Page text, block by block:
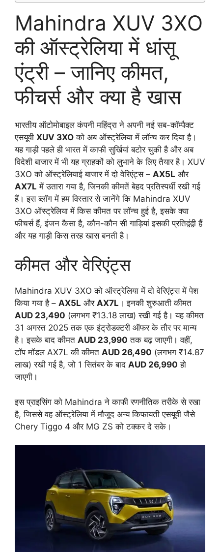
Mahindra XUV 3XO
की ऑस्ट्रेलिया में धांसू
एंट्री – जानिए कीमत,
फीचर्स और क्या है खास
भारतीय ऑटोमोबाइल कंपनी महिंद्रा ने अपनी नई सब-कॉम्पैक्ट
एसयूवी XUV 3XO को अब ऑस्ट्रेलिया में लॉन्च कर दिया है।
यह गाड़ी पहले ही भारत में काफी सुर्खियां बटोर चुकी है और अब
विदेशी बाजार में भी यह ग्राहकों को लुभाने के लिए तैयार है। XUV
3XO को ऑस्ट्रेलियाई बाजार में दो वेरिएंट्स – AX5L और
AX7L में उतारा गया है, जिनकी कीमतें बेहद प्रतिस्पर्धी रखी गई
हैं। इस ब्लॉग में हम विस्तार से जानेंगे कि Mahindra XUV
3XO ऑस्ट्रेलिया में किस कीमत पर लॉन्च हुई है, इसके क्या
फीचर्स हैं, इंजन कैसा है, कौन-कौन सी गाड़ियां इसकी प्रतिद्वंद्वी हैं
और यह गाड़ी किस तरह खास बनती है।
कीमत और वेरिएंट्स
Mahindra XUV 3XO को ऑस्ट्रेलिया में दो वेरिएंट्स में पेश
किया गया है – AX5L और AX7L । इनकी शुरुआती कीमत
AUD 23,490 (लगभग ₹13.18 लाख) रखी गई है। यह कीमत
31 अगस्त 2025 तक एक इंट्रोडक्टरी ऑफर के तौर पर मान्य
है। इसके बाद कीमत AUD 23,990 तक बढ़ जाएगी। वहीं,
टॉप मॉडल AX7L की कीमत AUD 26,490 (लगभग ₹14.87
लाख) रखी गई है, जो 1 सितंबर के बाद AUD 26,990 हो
जाएगी।
इस प्राइसिंग को Mahindra ने काफी रणनीतिक तरीके से रखा
है, जिससे वह ऑस्ट्रेलिया में मौजूद अन्य किफायती एसयूवी जैसे
Chery Tiggo 4 और MG ZS को टक्कर दे सके।